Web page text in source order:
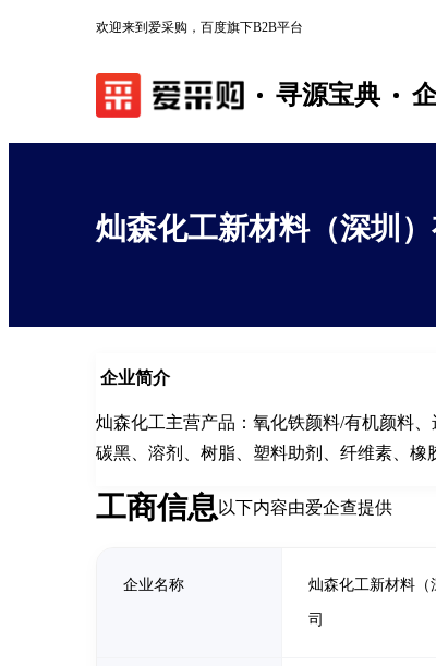
欢迎来到爱采购，百度旗下B2B平台
寻源宝典
灿森化工新材料（深圳）
企业简介
灿森化工主营产品：氧化铁颜料/有机颜料
碳黑、溶剂、树脂、塑料助剂、纤维素、橡
工商信息以下内容由爱企查提供
企业名称 灿森化工新材料（
司